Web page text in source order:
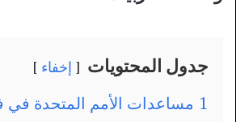
جدول المحتويات إخفاء
1 مساعدات الأمم المتحدة